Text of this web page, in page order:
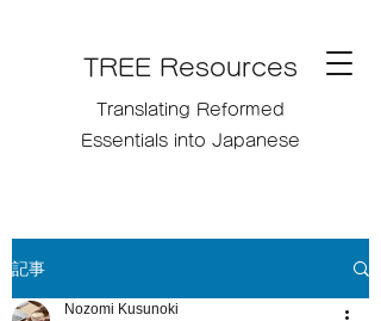
TREE Resources
Translating Reformed
Essentials into Japanese
記事
Nozomi Kusunoki